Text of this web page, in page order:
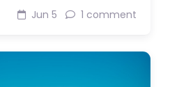
Jun 5 1 comment